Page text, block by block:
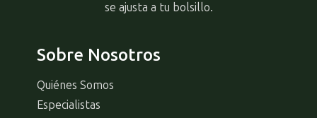
se ajusta a tu bolsillo.
Sobre Nosotros
Quiénes Somos
Especialistas